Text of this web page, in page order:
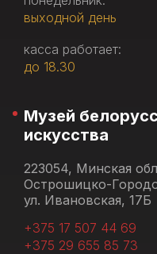
выходной день
касса работает:
до 18.30
Музей
искусства
223054, Минская
Острошицко-
ул. Ивановская, 17Б
+375 17 507 44 69
+375 29 655 85 73